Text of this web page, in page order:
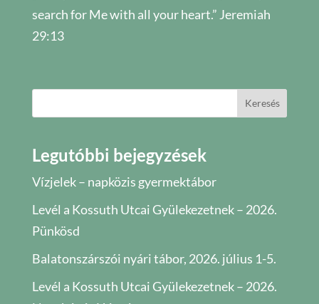
search for Me with all your heart.” Jeremiah
29:13
Keresés
Legutóbbi bejegyzések
Vízjelek – napközis gyermektábor
Levél a Kossuth Utcai Gyülekezetnek – 2026.
Pünkösd
Balatonszárszói nyári tábor, 2026. július 1-5.
Levél a Kossuth Utcai Gyülekezetnek – 2026.